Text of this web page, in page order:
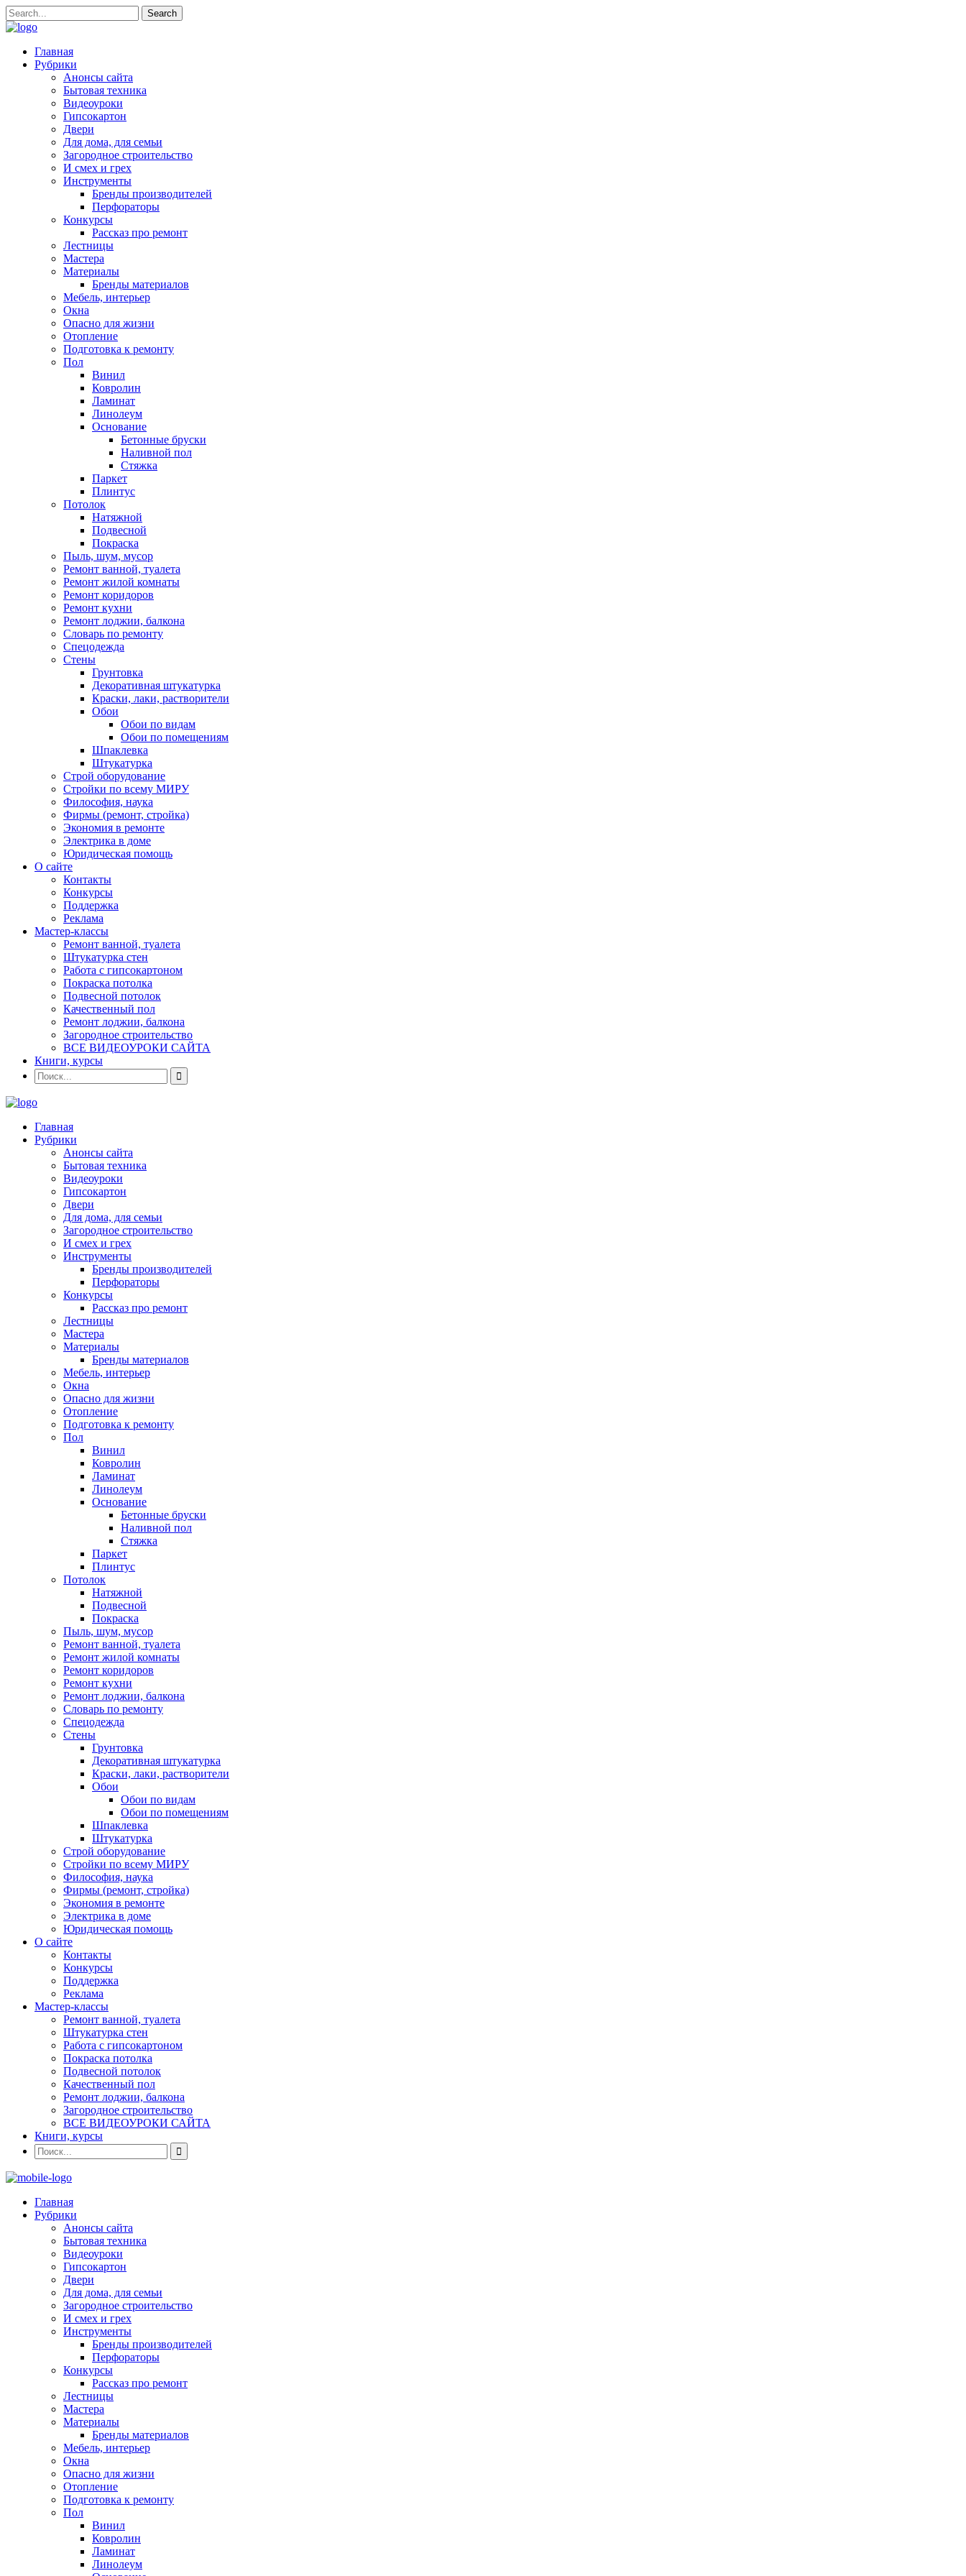
Главная
Рубрики
Анонсы сайта
Бытовая техника
Видеоуроки
Гипсокартон
Двери
Для дома, для семьи
Загородное строительство
И смех и грех
Инструменты
Бренды производителей
Перфораторы
Конкурсы
Рассказ про ремонт
Лестницы
Мастера
Материалы
Бренды материалов
Мебель, интерьер
Окна
Опасно для жизни
Отопление
Подготовка к ремонту
Пол
Винил
Ковролин
Ламинат
Линолеум
Основание
Бетонные бруски
Наливной пол
Стяжка
Паркет
Плинтус
Потолок
Натяжной
Подвесной
Покраска
Пыль, шум, мусор
Ремонт ванной, туалета
Ремонт жилой комнаты
Ремонт коридоров
Ремонт кухни
Ремонт лоджии, балкона
Словарь по ремонту
Спецодежда
Стены
Грунтовка
Декоративная штукатурка
Краски, лаки, растворители
Обои
Обои по видам
Обои по помещениям
Шпаклевка
Штукатурка
Строй оборудование
Стройки по всему МИРУ
Философия, наука
Фирмы (ремонт, стройка)
Экономия в ремонте
Электрика в доме
Юридическая помощь
О сайте
Контакты
Конкурсы
Поддержка
Реклама
Мастер-классы
Ремонт ванной, туалета
Штукатурка стен
Работа с гипсокартоном
Покраска потолка
Подвесной потолок
Качественный пол
Ремонт лоджии, балкона
Загородное строительство
ВСЕ ВИДЕОУРОКИ САЙТА
Книги, курсы
Главная
Рубрики
Анонсы сайта
Бытовая техника
Видеоуроки
Гипсокартон
Двери
Для дома, для семьи
Загородное строительство
И смех и грех
Инструменты
Бренды производителей
Перфораторы
Конкурсы
Рассказ про ремонт
Лестницы
Мастера
Материалы
Бренды материалов
Мебель, интерьер
Окна
Опасно для жизни
Отопление
Подготовка к ремонту
Пол
Винил
Ковролин
Ламинат
Линолеум
Основание
Бетонные бруски
Наливной пол
Стяжка
Паркет
Плинтус
Потолок
Натяжной
Подвесной
Покраска
Пыль, шум, мусор
Ремонт ванной, туалета
Ремонт жилой комнаты
Ремонт коридоров
Ремонт кухни
Ремонт лоджии, балкона
Словарь по ремонту
Спецодежда
Стены
Грунтовка
Декоративная штукатурка
Краски, лаки, растворители
Обои
Обои по видам
Обои по помещениям
Шпаклевка
Штукатурка
Строй оборудование
Стройки по всему МИРУ
Философия, наука
Фирмы (ремонт, стройка)
Экономия в ремонте
Электрика в доме
Юридическая помощь
О сайте
Контакты
Конкурсы
Поддержка
Реклама
Мастер-классы
Ремонт ванной, туалета
Штукатурка стен
Работа с гипсокартоном
Покраска потолка
Подвесной потолок
Качественный пол
Ремонт лоджии, балкона
Загородное строительство
ВСЕ ВИДЕОУРОКИ САЙТА
Книги, курсы
Главная
Рубрики
Анонсы сайта
Бытовая техника
Видеоуроки
Гипсокартон
Двери
Для дома, для семьи
Загородное строительство
И смех и грех
Инструменты
Бренды производителей
Перфораторы
Конкурсы
Рассказ про ремонт
Лестницы
Мастера
Материалы
Бренды материалов
Мебель, интерьер
Окна
Опасно для жизни
Отопление
Подготовка к ремонту
Пол
Винил
Ковролин
Ламинат
Линолеум